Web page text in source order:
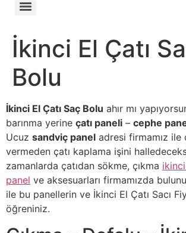
İkinci El Çatı
Bolu
İkinci El Çatı Saç Bolu ahır mı
barınma yerine çatı paneli – cephe
Ucuz sandviç panel adresi firmamız
vermeden çatı kaplama işini
zamanlarda çatıdan sökme, çıkma
panel ve aksesuarları firmamızda
ile bu panellerin ve İkinci El Çatı Sacı
öğreniniz.